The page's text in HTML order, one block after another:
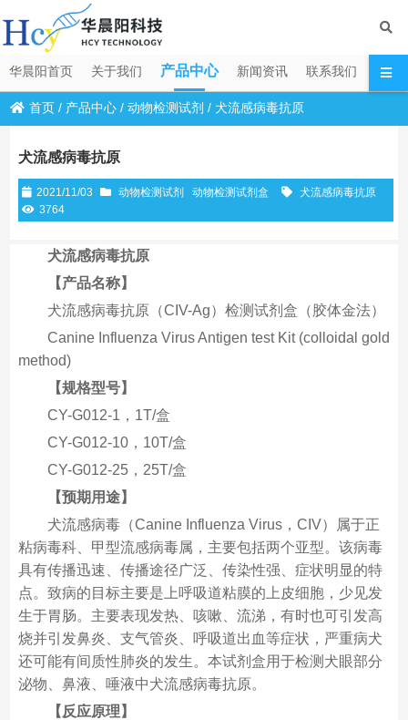
华晨阳首页 关于我们 产品中心 新闻资讯 联系我们
首页 / 产品中心 /动物检测试剂 /犬流感病毒抗原
犬流感病毒抗原
2021/11/03 动物检测试剂 动物检测试剂盒
犬流感病毒抗原
3764
犬流感病毒抗原
【产品名称】
犬流感病毒抗原（CIV-Ag）检测试剂盒（胶体金法）
Canine Influenza Virus Antigen test Kit (colloidal gold
method)
【规格型号】
CY-G012-1，1T/盒
CY-G012-10，10T/盒
CY-G012-25，25T/盒
【预期用途】
犬流感病毒（Canine Influenza Virus，CIV）属于正
粘病毒科、甲型流感病毒属，主要包括两个亚型。该病毒
具有传播迅速、传播途径广泛、传染性强、症状明显的特
点。致病的目标主要是上呼吸道粘膜的上皮细胞，少见发
生于胃肠。主要表现发热、咳嗽、流涕，有时也可引发高
烧并引发鼻炎、支气管炎、呼吸道出血等症状，严重病犬
还可能有间质性肺炎的发生。本试剂盒用于检测犬眼部分
泌物、鼻液、唾液中犬流感病毒抗原。
【反应原理】